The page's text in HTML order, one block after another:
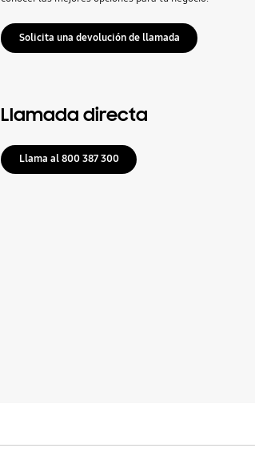
Solicita una devolución de llamada
Llamada directa
Llama al 800 387 300